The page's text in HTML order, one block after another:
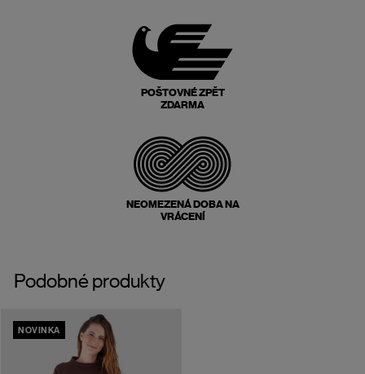
POŠTOVNÉ ZPĚT
ZDARMA
NEOMEZENÁ DOBA NA
VRÁCENÍ
Podobné produkty
NOVINKA